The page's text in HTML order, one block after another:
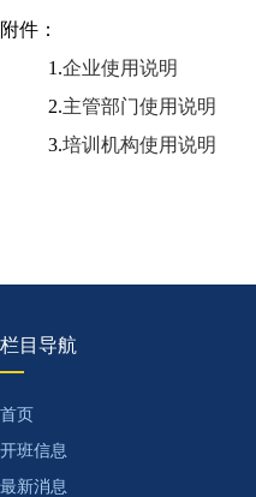
附件：
1.企业使用说明
2.主管部门使用说明
3.培训机构使用说明
栏目导航
首页
开班信息
最新消息